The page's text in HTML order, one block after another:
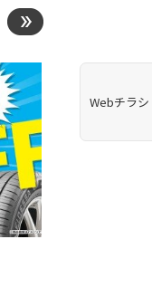
Webチラシ